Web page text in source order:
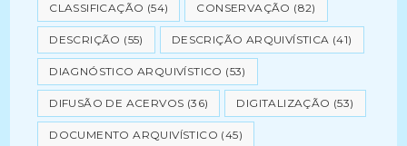
CLASSIFICAÇÃO (54) CONSERVAÇÃO (82)
DESCRIÇÃO (55) DESCRIÇÃO ARQUIVÍSTICA (41)
DIAGNÓSTICO ARQUIVÍSTICO (53)
DIFUSÃO DE ACERVOS (36) DIGITALIZAÇÃO (53)
DOCUMENTO ARQUIVÍSTICO (45)